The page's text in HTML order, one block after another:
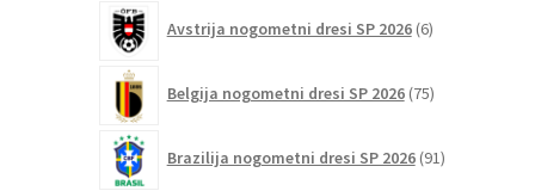
Avstrija nogometni dresi SP 2026 6izdelkov
Belgija nogometni dresi SP 2026 75izdelkov
Brazilija nogometni dresi SP 2026 91izdelkov